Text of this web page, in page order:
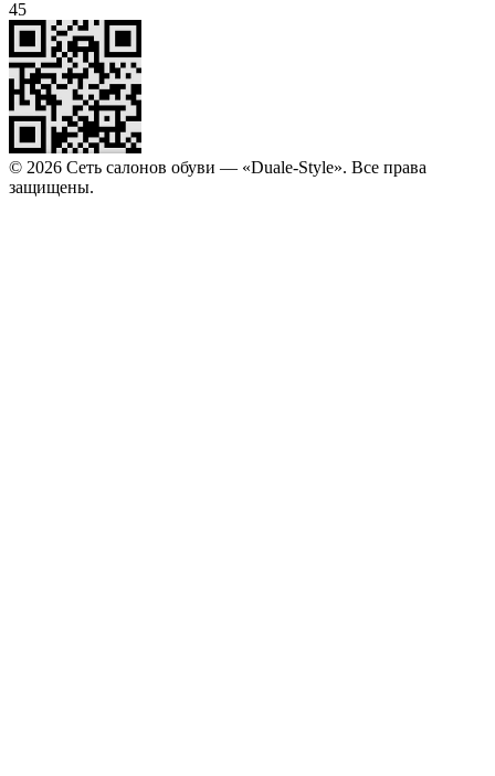
45
© 2026 Сеть салонов обуви — «Duale-Style». Все права
защищены.